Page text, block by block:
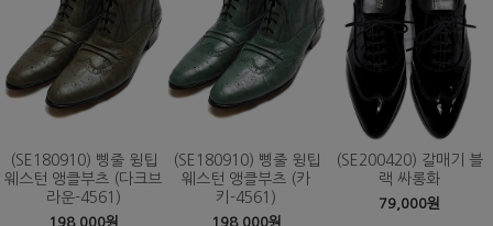
(SE180910) 삥줄 윙팁
웨스턴 앵클부츠 (다크브
라운-4561)
198,000원
(SE180910) 삥줄 윙팁
웨스턴 앵클부츠 (카
키-4561)
198,000원
(SE200420) 갈매기 블
랙 싸롱화
79,000원